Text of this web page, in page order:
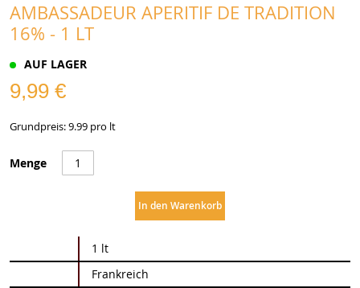
AMBASSADEUR APERITIF DE TRADITION
16% - 1 LT
AUF LAGER
9,99 €
Grundpreis: 9.99 pro lt
Menge
In den Warenkorb
Informationen
1 lt
Frankreich